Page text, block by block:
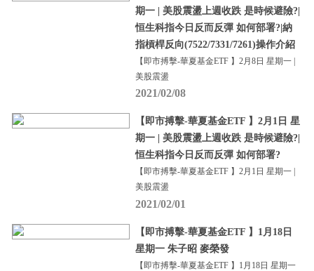
期一 | 美股震盪上週收跌 是時候避險?|
恒生科指今日反而反彈 如何部署?|納
指槓桿反向(7522/7331/7261)操作介紹
【即市搏擊-華夏基金ETF 】2月8日 星期一 |
美股震盪
2021/02/08
【即市搏擊-華夏基金ETF 】2月1日 星
期一 | 美股震盪上週收跌 是時候避險?|
恒生科指今日反而反彈 如何部署?
【即市搏擊-華夏基金ETF 】2月1日 星期一 |
美股震盪
2021/02/01
【即市搏擊-華夏基金ETF 】1月18日
星期一 朱子昭 麥榮發
【即市搏擊-華夏基金ETF 】1月18日 星期一